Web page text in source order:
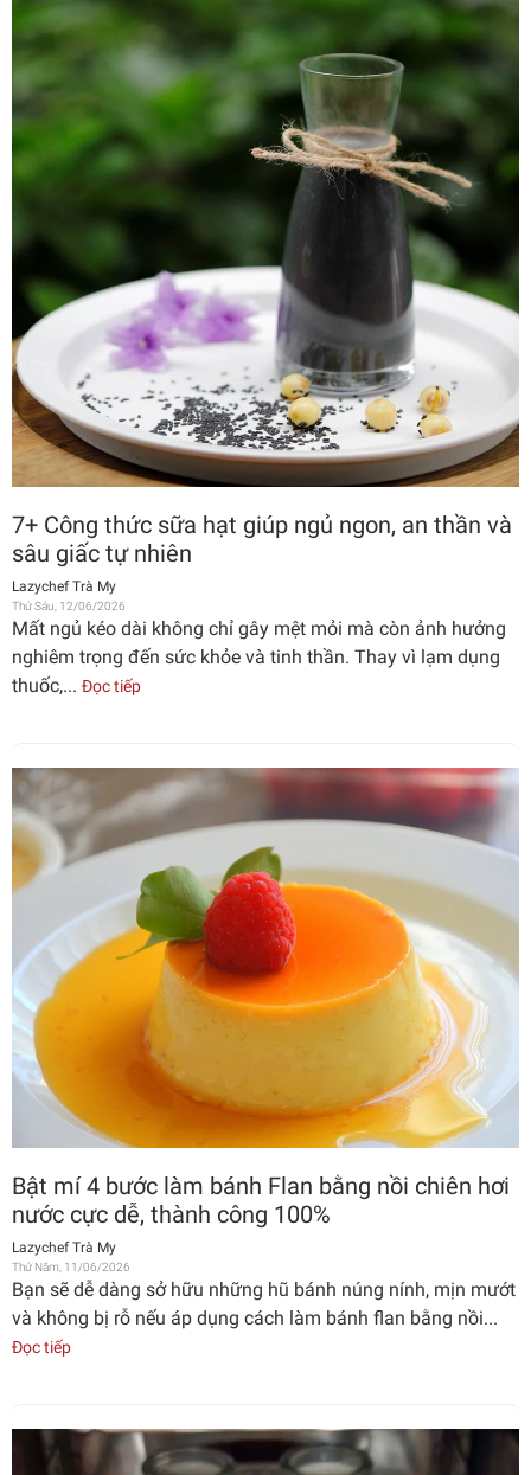
7+ Công thức sữa hạt giúp ngủ ngon, an thần và
sâu giấc tự nhiên
Lazychef Trà My
Thứ Sáu, 12/06/2026
Mất ngủ kéo dài không chỉ gây mệt mỏi mà còn ảnh hưởng
nghiêm trọng đến sức khỏe và tinh thần. Thay vì lạm dụng
thuốc,... Đọc tiếp
Bật mí 4 bước làm bánh Flan bằng nồi chiên hơi
nước cực dễ, thành công 100%
Lazychef Trà My
Thứ Năm, 11/06/2026
Bạn sẽ dễ dàng sở hữu những hũ bánh núng nính, mịn mướt
và không bị rỗ nếu áp dụng cách làm bánh flan bằng nồi...
Đọc tiếp